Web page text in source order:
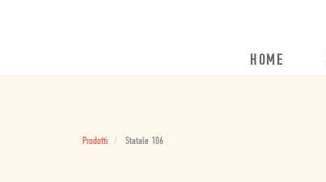
HOME
Prodotti Statale 106